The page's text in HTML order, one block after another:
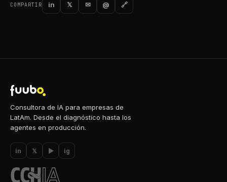
COMPARTIR in 𝕏 ✉ @ 🔗
Consultora de IA para empresas de
LatAm. Desde el diagnóstico hasta los
agentes en producción.
in 𝕏 ▶ ig